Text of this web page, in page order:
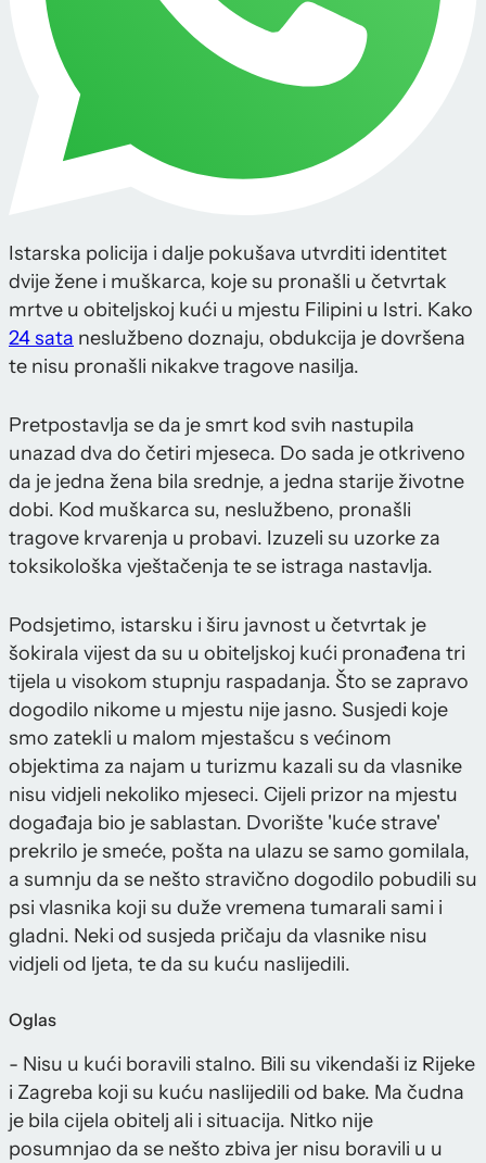
Istarska policija i dalje pokušava utvrditi identitet
dvije žene i muškarca, koje su pronašli u četvrtak
mrtve u obiteljskoj kući u mjestu Filipini u Istri. Kako
24 sata neslužbeno doznaju, obdukcija je dovršena
te nisu pronašli nikakve tragove nasilja.
Pretpostavlja se da je smrt kod svih nastupila
unazad dva do četiri mjeseca. Do sada je otkriveno
da je jedna žena bila srednje, a jedna starije životne
dobi. Kod muškarca su, neslužbeno, pronašli
tragove krvarenja u probavi. Izuzeli su uzorke za
toksikološka vještačenja te se istraga nastavlja.
Podsjetimo, istarsku i širu javnost u četvrtak je
šokirala vijest da su u obiteljskoj kući pronađena tri
tijela u visokom stupnju raspadanja. Što se zapravo
dogodilo nikome u mjestu nije jasno. Susjedi koje
smo zatekli u malom mjestašcu s većinom
objektima za najam u turizmu kazali su da vlasnike
nisu vidjeli nekoliko mjeseci. Cijeli prizor na mjestu
događaja bio je sablastan. Dvorište 'kuće strave'
prekrilo je smeće, pošta na ulazu se samo gomilala,
a sumnju da se nešto stravično dogodilo pobudili su
psi vlasnika koji su duže vremena tumarali sami i
gladni. Neki od susjeda pričaju da vlasnike nisu
vidjeli od ljeta, te da su kuću naslijedili.
Oglas
- Nisu u kući boravili stalno. Bili su vikendaši iz Rijeke
i Zagreba koji su kuću naslijedili od bake. Ma čudna
je bila cijela obitelj ali i situacija. Nitko nije
posumnjao da se nešto zbiva jer nisu boravili u u